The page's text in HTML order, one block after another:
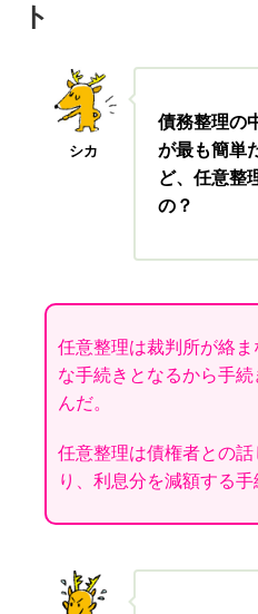
ト
シカ
債務整理の
が最も簡単
ど、任意整
の？
任意整理は裁判所が絡ま
な手続きとなるから手
んだ。
任意整理は債権者との話
り、利息分を減額する手